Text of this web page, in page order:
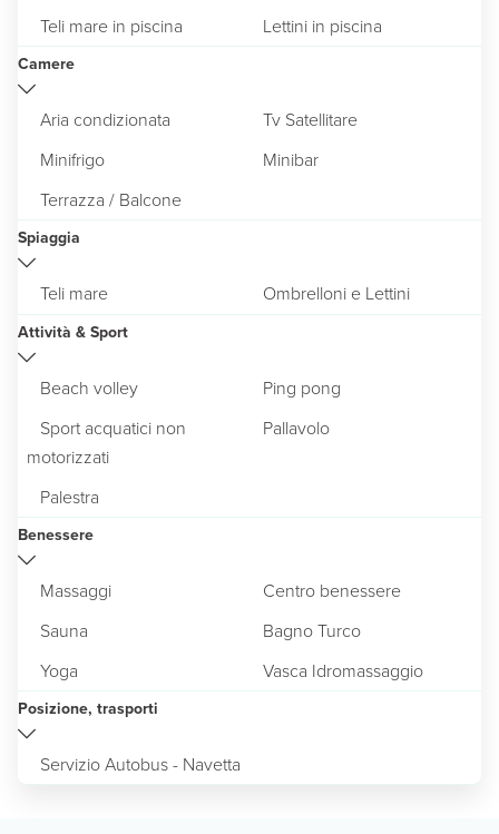
Teli mare in piscina Lettini in piscina
Camere
Aria condizionata
Tv Satellitare
Minifrigo
Minibar
Terrazza / Balcone
Spiaggia
Teli mare Ombrelloni e Lettini
Attività & Sport
Beach volley
Ping pong
Sport acquatici non
motorizzati
Pallavolo
Palestra
Benessere
Massaggi
Centro benessere
Sauna
Bagno Turco
Yoga
Vasca Idromassaggio
Posizione, trasporti
Servizio Autobus - Navetta